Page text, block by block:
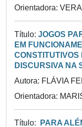
Orientadora:
Título: JOGOS
EM
CONSTITUTIVOS
DISCURSIVA NA
Autora: FLÁVIA
Orientadora:
Título: PARA